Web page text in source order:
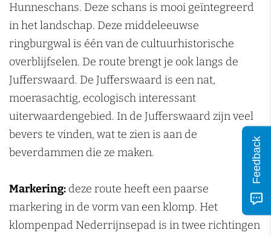
Hunneschans. Deze schans is mooi geïntegreerd
in het landschap. Deze middeleeuwse
ringburgwal is één van de cultuurhistorische
overblijfselen. De route brengt je ook langs de
Jufferswaard. De Jufferswaard is een nat,
moerasachtig, ecologisch interessant
uiterwaardengebied. In de Jufferswaard zijn veel
bevers te vinden, wat te zien is aan de
beverdammen die ze maken.
Markering: deze route heeft een paarse
markering in de vorm van een klomp. Het
klompenpad Nederrijnsepad is in twee richtingen
Feedback